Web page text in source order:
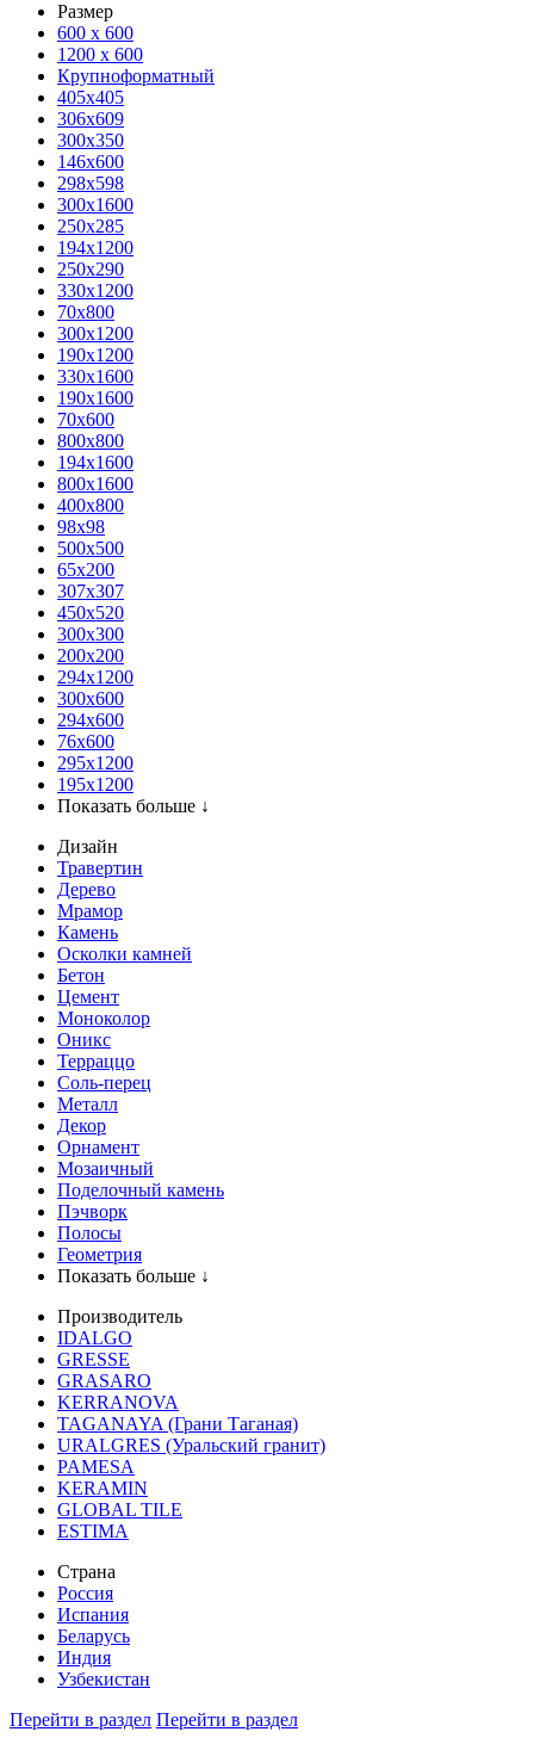
Размер
600 х 600
1200 х 600
Крупноформатный
405x405
306x609
300x350
146x600
298x598
300x1600
250x285
194x1200
250x290
330x1200
70x800
300x1200
190x1200
330x1600
190x1600
70x600
800x800
194x1600
800x1600
400х800
98x98
500x500
65x200
307x307
450x520
300x300
200x200
294x1200
300x600
294x600
76х600
295х1200
195х1200
Показать больше ↓
Дизайн
Травертин
Дерево
Мрамор
Камень
Осколки камней
Бетон
Цемент
Моноколор
Оникс
Терраццо
Соль-перец
Металл
Декор
Орнамент
Мозаичный
Поделочный камень
Пэчворк
Полосы
Геометрия
Показать больше ↓
Производитель
IDALGO
GRESSE
GRASARO
KERRANOVA
TAGANAYA (Грани Таганая)
URALGRES (Уральский гранит)
PAMESA
KERAMIN
GLOBAL TILE
ESTIMA
Страна
Россия
Испания
Беларусь
Индия
Узбекистан
Перейти в раздел Перейти в раздел